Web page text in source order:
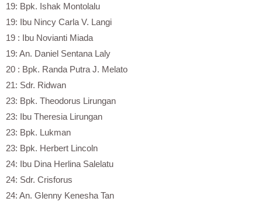
19: Bpk. Ishak Montolalu
19: Ibu Nincy Carla V. Langi
19 : Ibu Novianti Miada
19: An. Daniel Sentana Laly
20 : Bpk. Randa Putra J. Melato
21: Sdr. Ridwan
23: Bpk. Theodorus Lirungan
23: Ibu Theresia Lirungan
23: Bpk. Lukman
23: Bpk. Herbert Lincoln
24: Ibu Dina Herlina Salelatu
24: Sdr. Crisforus
24: An. Glenny Kenesha Tan